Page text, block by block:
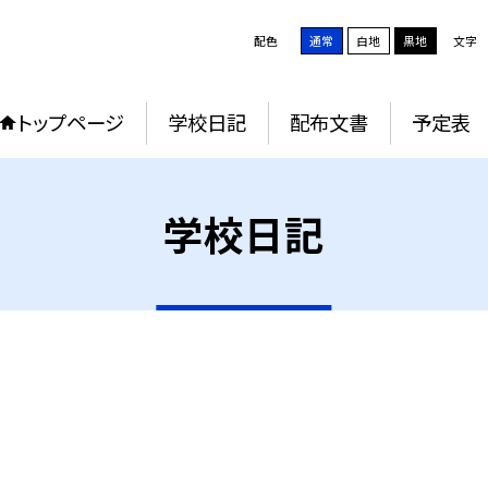
配色 通常 白地 黒地 文字
トップページ 学校日記 配布文書 予定表
学校日記